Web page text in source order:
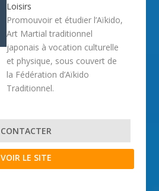
Loisirs
Promouvoir et étudier l’Aïkido,
Art Martial traditionnel
japonais à vocation culturelle
et physique, sous couvert de
la Fédération d’Aïkido
Traditionnel.
CONTACTER
VOIR LE SITE